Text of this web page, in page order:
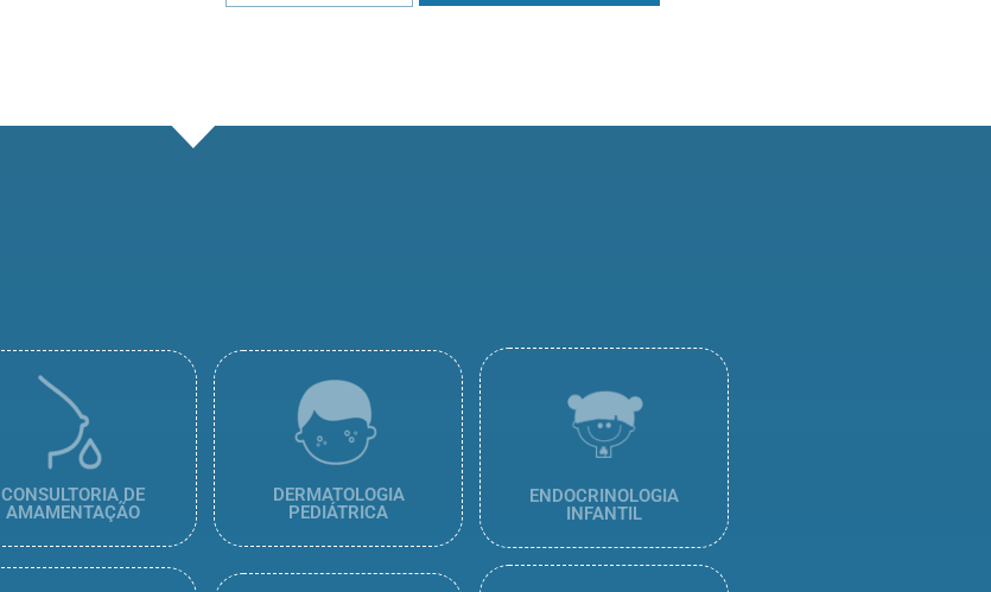
CONSULTORIA DE
AMAMENTAÇÃO
DERMATOLOGIA
PEDIÁTRICA
ENDOCRINOLOGIA
INFANTIL